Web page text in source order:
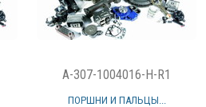
A-307-1004016-H-R1
ПОРШНИ И ПАЛЬЦЫ...